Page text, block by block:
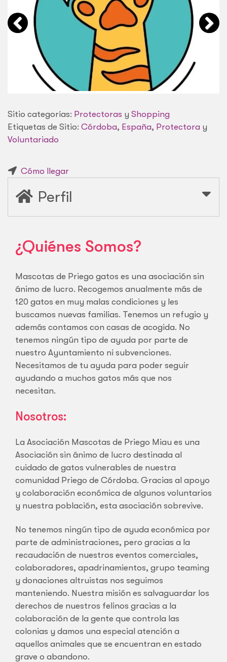
Sitio categorías: Protectoras y Shopping
Etiquetas de Sitio: Córdoba, España, Protectora y
Voluntariado
Cómo llegar
Perfil
¿Quiénes Somos?
Mascotas de Priego gatos es una asociación sin
ánimo de lucro. Recogemos anualmente más de
120 gatos en muy malas condiciones y les
buscamos nuevas familias. Tenemos un refugio y
además contamos con casas de acogida. No
tenemos ningún tipo de ayuda por parte de
nuestro Ayuntamiento ni subvenciones.
Necesitamos de tu ayuda para poder seguir
ayudando a muchos gatos más que nos
necesitan.
Nosotros:
La Asociación Mascotas de Priego Miau es una
Asociación sin ánimo de lucro destinada al
cuidado de gatos vulnerables de nuestra
comunidad Priego de Córdoba. Gracias al apoyo
y colaboración económica de algunos voluntarios
y nuestra población, esta asociación sobrevive.
No tenemos ningún tipo de ayuda económica por
parte de administraciones, pero gracias a la
recaudación de nuestros eventos comerciales,
colaboradores, apadrinamientos, grupo teaming
y donaciones altruistas nos seguimos
manteniendo. Nuestra misión es salvaguardar los
derechos de nuestros felinos gracias a la
colaboración de la gente que controla las
colonias y damos una especial atención a
aquellos animales que se encuentran en estado
grave o abandono.